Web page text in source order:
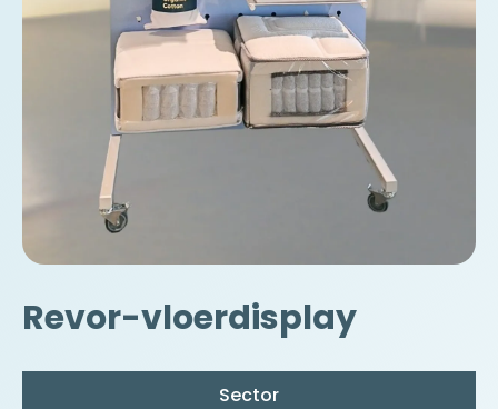
Revor-vloerdisplay
Sector